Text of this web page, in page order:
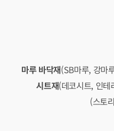
마루 바닥재(SB마루, 강마
시트재(데코시트, 인
(스토